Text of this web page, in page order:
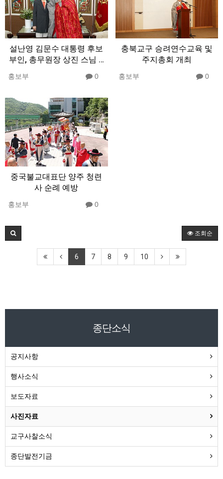
설난영 김문수 대통령 후보
부인, 총무원장 상진 스님 …
홍보부 0
충북교구 승려연수교육 및
주지총회 개최
홍보부 0
중국불교대표단 양주 청련
사 순례 예방
홍보부 0
조회순
6 7 8 9 10
종단소식
공지사항
행사소식
보도자료
사진자료
교구사찰소식
종단발전기금